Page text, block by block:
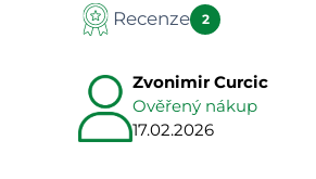
Recenze 2
Zvonimir Curcic
Ověřený nákup
17.02.2026